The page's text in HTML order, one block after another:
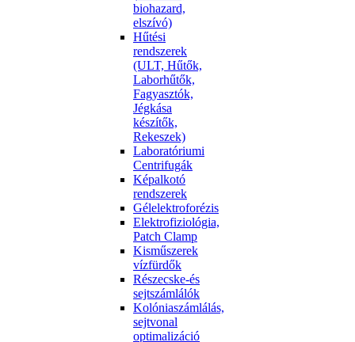
biohazard,
elszívó)
Hűtési
rendszerek
(ULT, Hűtők,
Laborhűtők,
Fagyasztók,
Jégkása
készítők,
Rekeszek)
Laboratóriumi
Centrifugák
Képalkotó
rendszerek
Gélelektroforézis
Elektrofiziológia,
Patch Clamp
Kisműszerek
vízfürdők
Részecske-és
sejtszámlálók
Kolóniaszámlálás,
sejtvonal
optimalizáció